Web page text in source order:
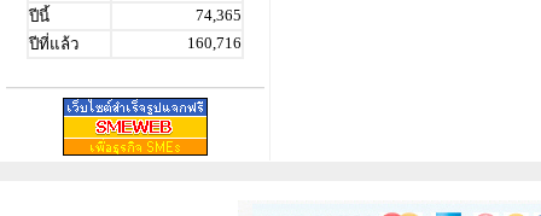
ปีนี้
74,365
ปีที่แล้ว
160,716